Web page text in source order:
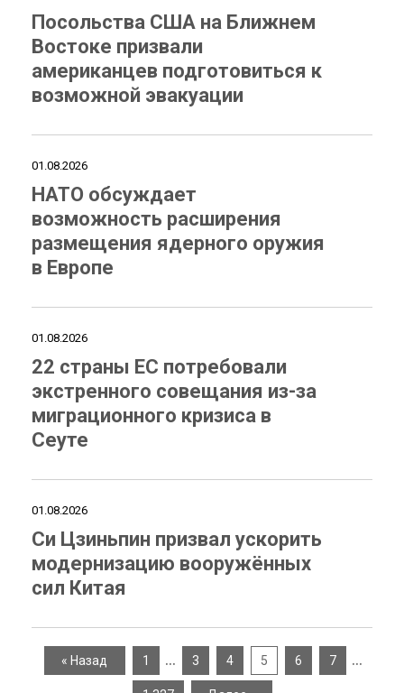
Посольства США на Ближнем
Востоке призвали
американцев подготовиться к
возможной эвакуации
01.08.2026
НАТО обсуждает
возможность расширения
размещения ядерного оружия
в Европе
01.08.2026
22 страны ЕС потребовали
экстренного совещания из-за
миграционного кризиса в
Сеуте
01.08.2026
Си Цзиньпин призвал ускорить
модернизацию вооружённых
сил Китая
« Назад 1 … 3 4 5 6 7 …